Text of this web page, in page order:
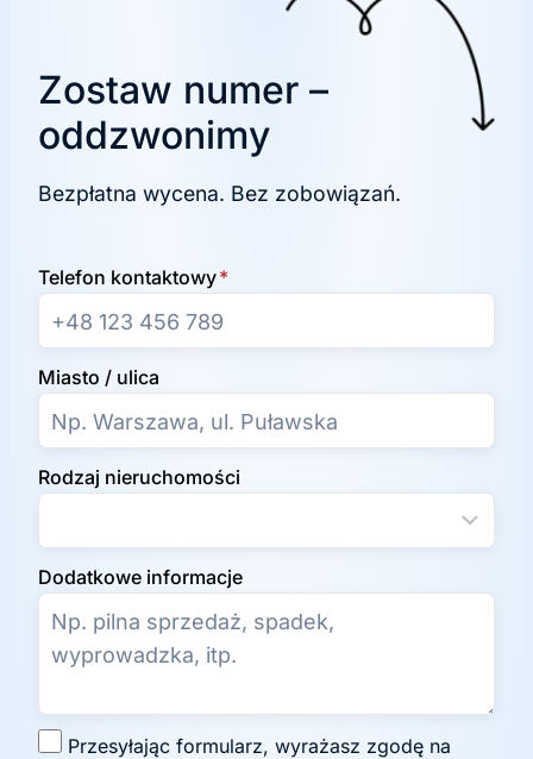
Zostaw numer –
oddzwonimy
Bezpłatna wycena. Bez zobowiązań.
Telefon kontaktowy*
Miasto / ulica
Rodzaj nieruchomości
Dodatkowe informacje